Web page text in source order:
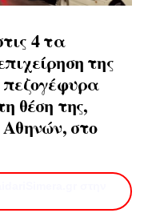
4 τα
της
θέση της,
στο